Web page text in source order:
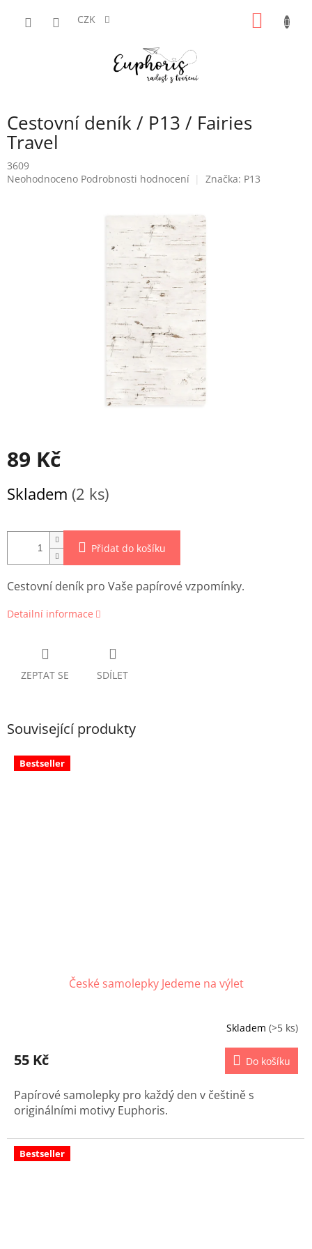
CZK
Cestovní deník / P13 / Fairies
Travel
3609
Průměrné
Neohodnoceno Podrobnosti hodnocení Značka: P13
89 Kč
cena:
Skladem (2 ks)
Přidat do košíku
Cestovní deník pro Vaše papírové vzpomínky.
Detailní informace
ZEPTAT SE SDÍLET
Související produkty
Bestseller
České samolepky Jedeme na výlet
Skladem (>5 ks)
55 Kč Do košíku
Papírové samolepky pro každý den v češtině s
originálními motivy Euphoris.
Bestseller